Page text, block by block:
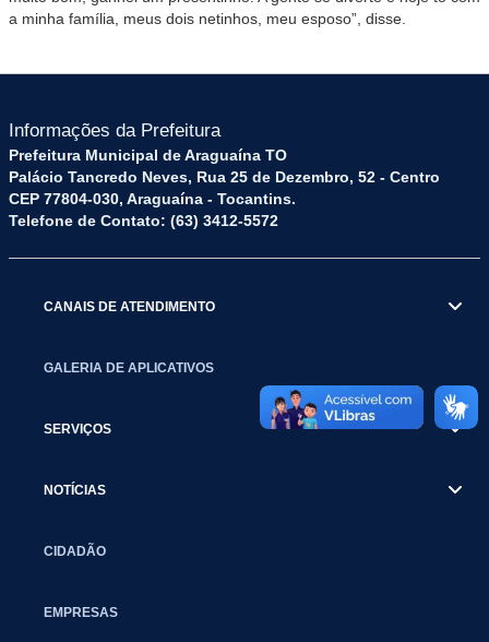
a minha família, meus dois netinhos, meu esposo”, disse.
Informações da Prefeitura
Prefeitura Municipal de Araguaína TO
Palácio Tancredo Neves, Rua 25 de Dezembro, 52 - Centro
CEP 77804-030, Araguaína - Tocantins.
Telefone de Contato: (63) 3412-5572
CANAIS DE ATENDIMENTO
GALERIA DE APLICATIVOS
SERVIÇOS
NOTÍCIAS
CIDADÃO
EMPRESAS